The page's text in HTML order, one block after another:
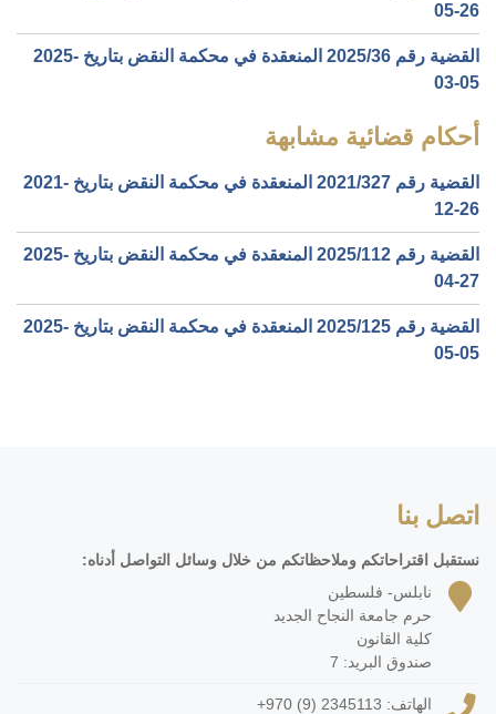
05-26‏
القضية رقم ‎36‏/‎2025‏ المنعقدة في محكمة النقض بتاريخ ‎2025-
03-05‏
أحكام قضائية مشابهة
القضية رقم ‎327‏/‎2021‏ المنعقدة في محكمة النقض بتاريخ ‎2021-
12-26‏
القضية رقم ‎112‏/‎2025‏ المنعقدة في محكمة النقض بتاريخ ‎2025-
04-27‏
القضية رقم ‎125‏/‎2025‏ المنعقدة في محكمة النقض بتاريخ ‎2025-
05-05‏
اتصل بنا
نستقبل اقتراحاتكم وملاحظاتكم من خلال وسائل التواصل أدناه:
نابلس- فلسطين
حرم جامعة النجاح الجديد
كلية القانون
صندوق البريد: 7
الهاتف: +970 (9) 2345113